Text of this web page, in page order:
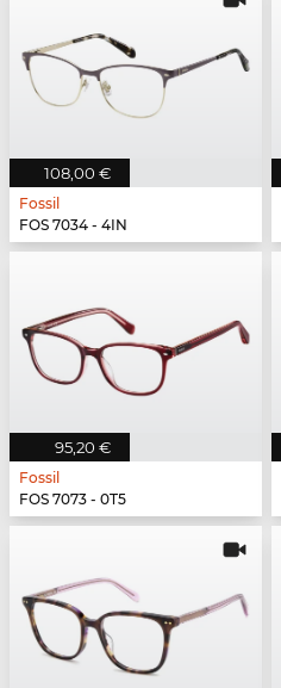
108,00 €
Fossil
FOS 7034 - 4IN
95,20 €
Fossil
FOS 7073 - 0T5